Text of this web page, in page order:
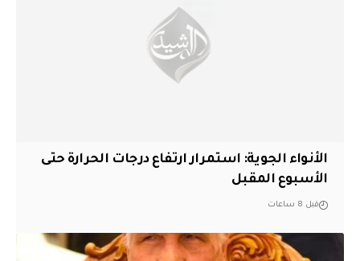
الأنواء الجوية: استمرار ارتفاع درجات الحرارة حتى
الأسبوع المقبل
قبل 8 ساعات